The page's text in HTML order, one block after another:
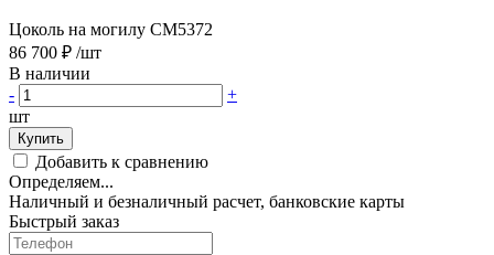
Цоколь на могилу CM5372
86 700 ₽ /шт
В наличии
-
+
шт
Купить
Добавить к сравнению
Определяем...
Наличный и безналичный расчет, банковские карты
Быстрый заказ